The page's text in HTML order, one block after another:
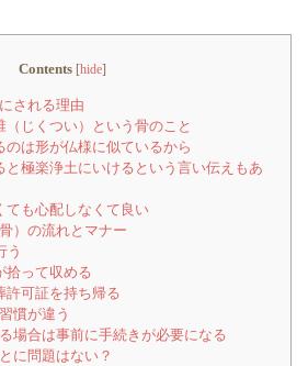
Contents [hide]
される理由
（じくつい）という骨のこと
のは形が仏様に似ているから
と極楽浄土にいけるという言い伝えもあ
ても心配しなくて良い
）の流れとマナー
う
拾って収める
許可証を持ち帰る
慣が違う
場合は事前に手続きが必要になる
に問題はない？